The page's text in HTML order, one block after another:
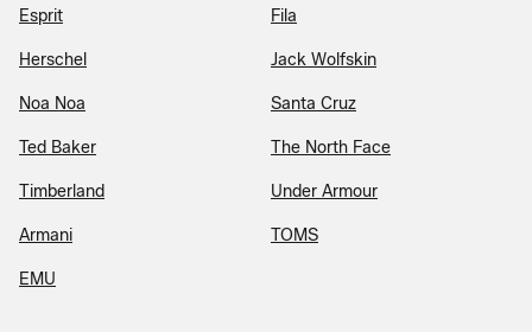
Esprit Fila
Herschel Jack Wolfskin
Noa Noa Santa Cruz
Ted Baker The North Face
Timberland Under Armour
Armani TOMS
EMU